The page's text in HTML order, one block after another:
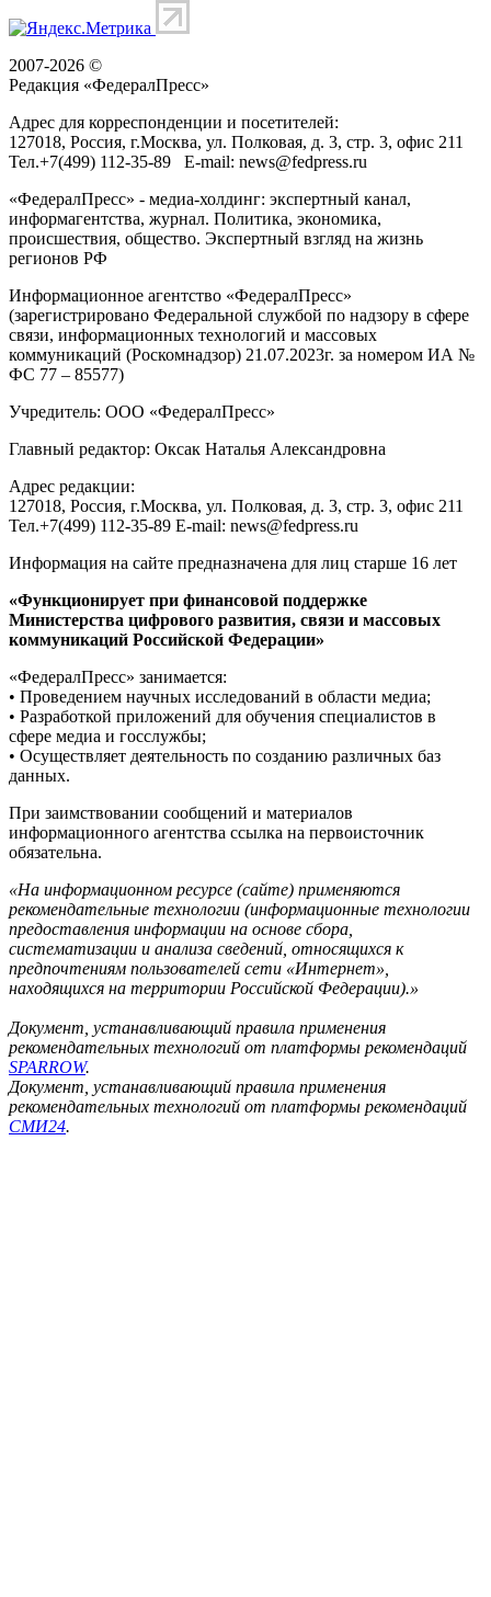
2007-2026 ©
Редакция «ФедералПресс»
Адрес для корреспонденции и посетителей:
127018, Россия, г.Москва, ул. Полковая, д. 3, стр. 3, офис 211
Тел.+7(499) 112-35-89 E-mail: news@fedpress.ru
«ФедералПресс» - медиа-холдинг: экспертный канал,
информагентства, журнал. Политика, экономика,
происшествия, общество. Экспертный взгляд на жизнь
регионов РФ
Информационное агентство «ФедералПресс»
(зарегистрировано Федеральной службой по надзору в сфере
связи, информационных технологий и массовых
коммуникаций (Роскомнадзор) 21.07.2023г. за номером ИА №
ФС 77 – 85577)
Учредитель: ООО «ФедералПресс»
Главный редактор: Оксак Наталья Александровна
Адрес редакции:
127018, Россия, г.Москва, ул. Полковая, д. 3, стр. 3, офис 211
Тел.+7(499) 112-35-89 E-mail: news@fedpress.ru
Информация на сайте предназначена для лиц старше 16 лет
«Функционирует при финансовой поддержке
Министерства цифрового развития, связи и массовых
коммуникаций Российской Федерации»
«ФедералПресс» занимается:
• Проведением научных исследований в области медиа;
• Разработкой приложений для обучения специалистов в
сфере медиа и госслужбы;
• Осуществляет деятельность по созданию различных баз
данных.
При заимствовании сообщений и материалов
информационного агентства ссылка на первоисточник
обязательна.
«На информационном ресурсе (сайте) применяются
рекомендательные технологии (информационные технологии
предоставления информации на основе сбора,
систематизации и анализа сведений, относящихся к
предпочтениям пользователей сети «Интернет»,
находящихся на территории Российской Федерации).»
Документ, устанавливающий правила применения
рекомендательных технологий от платформы рекомендаций
SPARROW.
Документ, устанавливающий правила применения
рекомендательных технологий от платформы рекомендаций
СМИ24.